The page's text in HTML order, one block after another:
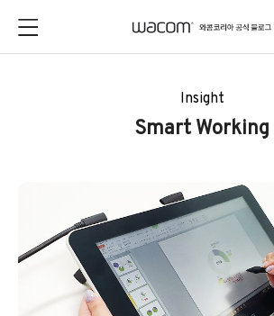
Insight
Smart Working